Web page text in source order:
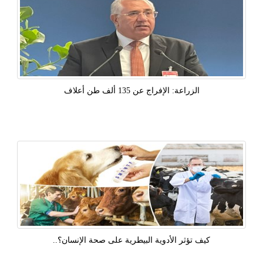
الزراعة: الإفراج عن 135 ألف طن أعلاف
كيف تؤثر الأدوية البيطرية على صحة الإنسان؟..